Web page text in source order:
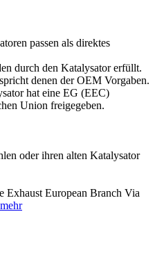
passen als direktes
durch den Katalysator erfüllt.
denen der OEM Vorgaben.
hat eine EG (EEC)
Union freigegeben.
oder ihren alten Katalysator
Exhaust European Branch Via
mehr